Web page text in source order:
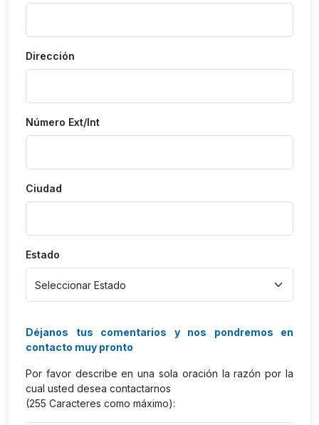
Dirección
Número Ext/Int
Ciudad
Estado
Déjanos tus comentarios y nos pondremos en
contacto muy pronto
Por favor describe en una sola oración la razón por la
cual usted desea contactarnos
(255 Caracteres como máximo):